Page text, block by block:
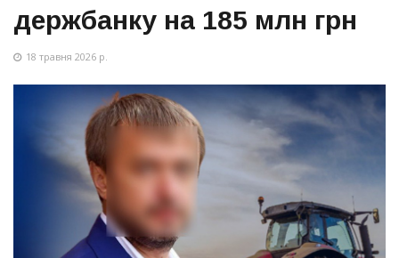
держбанку на 185 млн грн
18 травня 2026 р.